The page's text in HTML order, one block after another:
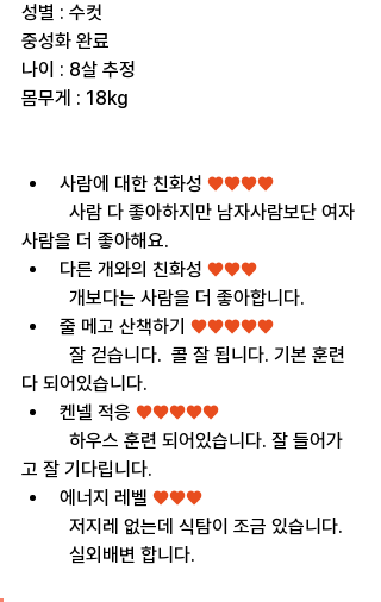
성별 : 수컷
중성화 완료
나이 : 8살 추정
몸무게 : 18kg
사람에 대한 친화성 ♥♥♥♥
사람을 더 좋아해요.
다른 개와의 친화성 ♥♥♥
	개보다는 사람을 더 좋아합니다.
줄 메고 산책하기 ♥♥♥♥♥
다 되어있습니다.
켄넬 적응 ♥♥♥♥♥
고 잘 기다립니다.
에너지 레벨 ♥♥♥
	저지레 없는데 식탐이 조금 있습니다.
	실외배변 합니다.